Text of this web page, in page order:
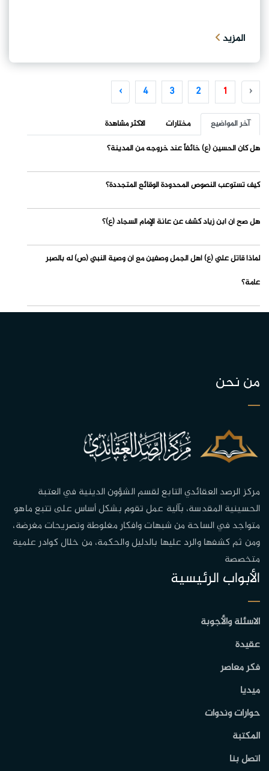
المزيد
‹
1
2
3
4
›
آخر المواضيع مختارات
الاكثر مشاهدة
هل كان الحسين (ع) خائفاً عند خروجه من المدينة؟
كيف تستوعب النصوص المحدودة الوقائع المتجددة؟
هل صح أن ابن زياد كشف عن عانة الإمام السجاد (ع)؟
لماذا قاتل علي (ع) أهل الجمل وصفين مع أن وصية النبي (ص) له بالصبر
عامة؟
من نحن
مركز الرصد العقائدي التابع لقسم الشؤون الدينية في العتبة
الحسينية المقدسة، بآلية عمل تقوم بشكل أساس على تتبع ماهو
متواجد في الساحة من شبهات وافكار مغلوطة وتصريحات مغرضة،
ومن ثم كشفها والرد عليها بالدليل والحكمة، من خلال كوادر علمية
متخصصة
الأبواب الرئيسية
الاسئلة والأجوبة
عقيدة
فكر معاصر
ميديا
حوارات وندوات
المكتبة
اتصل بنا